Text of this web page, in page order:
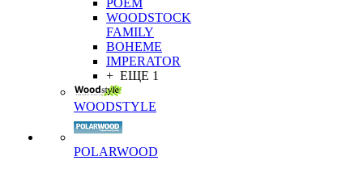
POEM
WOODSTOCK
FAMILY
BOHEME
IMPERATOR
+ ЕЩЕ 1
WOODSTYLE
POLARWOOD